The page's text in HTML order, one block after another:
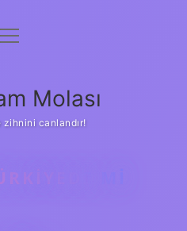
Uyarı
menüyü
Molası
zihnini canlandır!
MI